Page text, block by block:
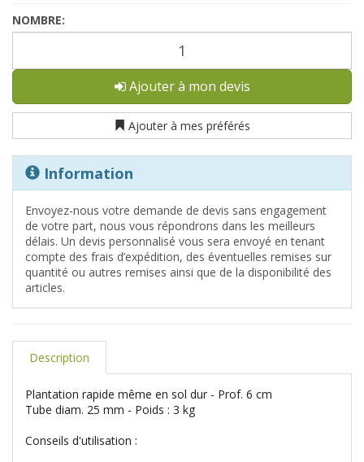
NOMBRE:
Ajouter à mon devis
Ajouter à mes préférés
Information
Envoyez-nous votre demande de devis sans engagement
de votre part, nous vous répondrons dans les meilleurs
délais. Un devis personnalisé vous sera envoyé en tenant
compte des frais d’expédition, des éventuelles remises sur
quantité ou autres remises ainsi que de la disponibilité des
articles.
Description
Plantation rapide même en sol dur - Prof. 6 cm
Tube diam. 25 mm - Poids : 3 kg
Conseils d'utilisation :